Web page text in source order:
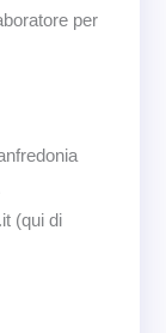
per
(qui di